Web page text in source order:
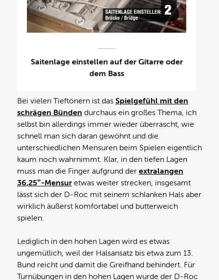
Saitenlage einstellen auf der Gitarre oder
dem Bass
Bei vielen Tieftönern ist das Spielgefühl mit den
schrägen Bünden durchaus ein großes Thema, ich
selbst bin allerdings immer wieder überrascht, wie
schnell man sich daran gewöhnt und die
unterschiedlichen Mensuren beim Spielen eigentlich
kaum noch wahrnimmt. Klar, in den tiefen Lagen
muss man die Finger aufgrund der extralangen
36,25″-Mensur etwas weiter strecken, insgesamt
lässt sich der D-Roc mit seinem schlanken Hals aber
wirklich äußerst komfortabel und butterweich
spielen.
Lediglich in den hohen Lagen wird es etwas
ungemütlich, weil der Halsansatz bis etwa zum 13.
Bund reicht und damit die Greifhand behindert. Für
Turnübungen in den hohen Lagen wurde der D-Roc